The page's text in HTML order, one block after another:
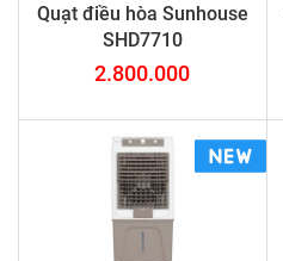
Quạt điều hòa Sunhouse
SHD7710
2.800.000